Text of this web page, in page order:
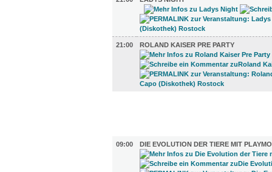
21:00 ROLAND KAISER PRE PARTY
09:00
DIE EVOLUTION DER TIERE MIT